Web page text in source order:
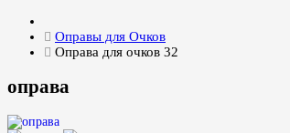
Оправы для Очков
Оправа для очков 32
оправа